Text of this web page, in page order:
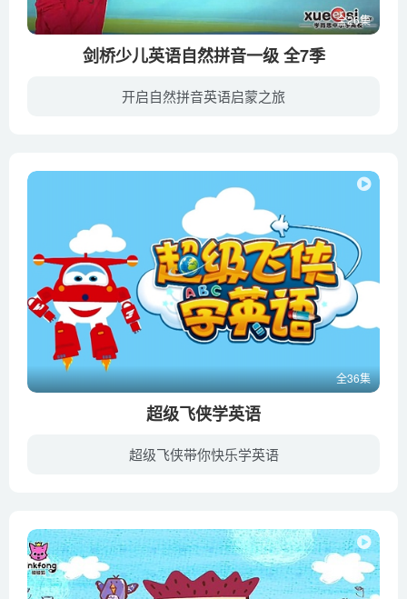
全26集
剑桥少儿英语自然拼音一级 全7季
开启自然拼音英语启蒙之旅
全36集
超级飞侠学英语
超级飞侠带你快乐学英语